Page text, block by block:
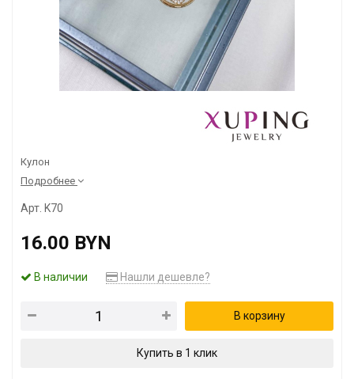
Кулон
Подробнее
Арт. K70
16.00 BYN
В наличии Нашли дешевле?
В корзину
Купить в 1 клик